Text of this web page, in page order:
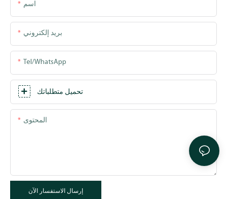
اسم
بريد إلكتروني
Tel/WhatsApp
تحميل متطلباتك
المحتوى
إرسال الاستفسار الآن